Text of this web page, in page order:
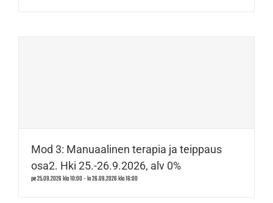
Mod 3: Manuaalinen terapia ja teippaus
osa2. Hki 25.-26.9.2026, alv 0%
pe 25.09.2026 klo 10:00-la 26.09.2026 klo 16:00